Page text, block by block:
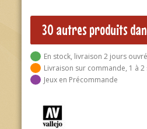
30 autres produits
En stock, livraison 2 jours
Livraison sur commande, 1 à 2
Jeux en Précommande